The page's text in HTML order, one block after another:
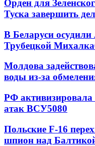
Орден для
Туска завершить
В Беларуси
Трубецкой Михалка
Молдова
воды из-за
РФ
атак ВСУ5080
Польские F-16
шпион над